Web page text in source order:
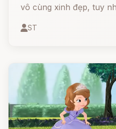
vô cùng xinh đẹp, tuy
lời, bình thường lời nói
ST